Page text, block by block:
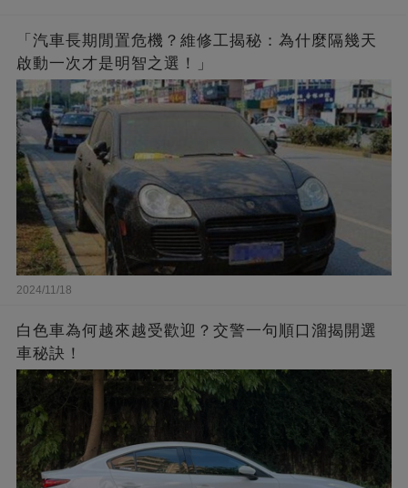
「汽車長期閒置危機？維修工揭秘：為什麼隔幾天
啟動一次才是明智之選！」
2024/11/18
白色車為何越來越受歡迎？交警一句順口溜揭開選
車秘訣！